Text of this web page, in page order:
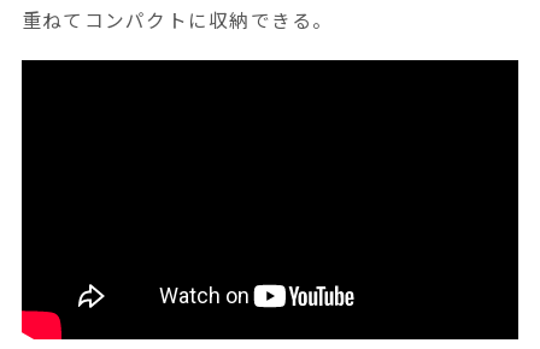
重ねてコンパクトに収納できる。